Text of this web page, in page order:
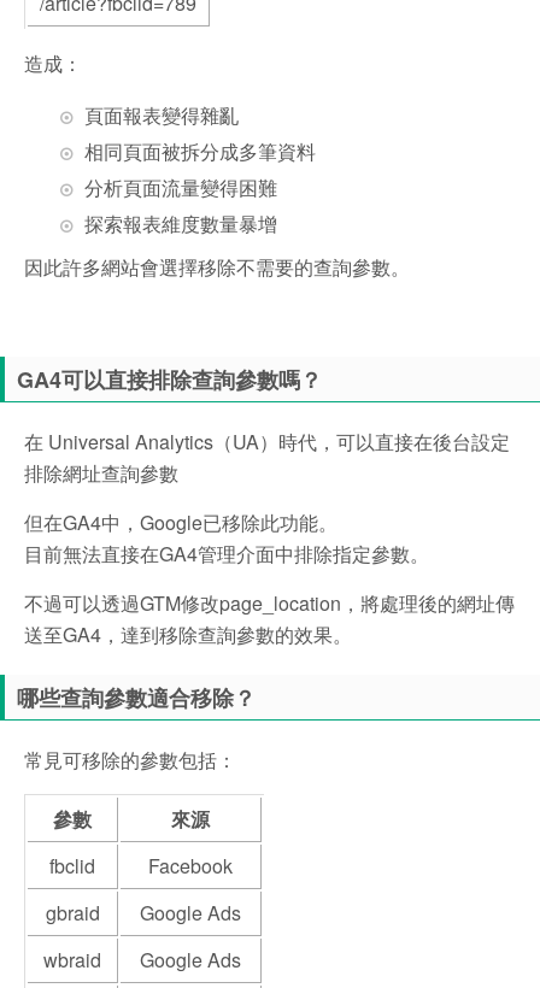
造成：
頁面報表變得雜亂
相同頁面被拆分成多筆資料
分析頁面流量變得困難
探索報表維度數量暴增
因此許多網站會選擇移除不需要的查詢參數。
GA4可以直接排除查詢參數嗎？
在 Universal Analytics（UA）時代，可以直接在後台設定
排除網址查詢參數
但在GA4中，Google已移除此功能。
目前無法直接在GA4管理介面中排除指定參數。
不過可以透過GTM修改page_location，將處理後的網址傳
送至GA4，達到移除查詢參數的效果。
哪些查詢參數適合移除？
常見可移除的參數包括：
參數
來源
fbclid
Facebook
gbraid
Google Ads
wbraid
Google Ads